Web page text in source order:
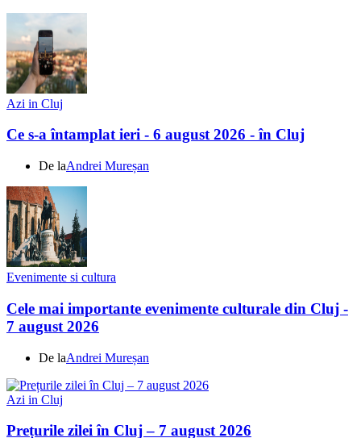
Azi in Cluj
Ce s-a întamplat ieri - 6 august 2026 - în Cluj
De laAndrei Mureșan
Evenimente si cultura
Cele mai importante evenimente culturale din Cluj -
7 august 2026
De laAndrei Mureșan
Azi in Cluj
Prețurile zilei în Cluj – 7 august 2026